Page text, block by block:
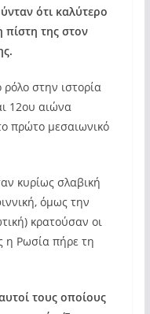
ότι καλύτερο
πίστη της στον
στην ιστορία
12ου αιώνα
πρώτο μεσαιωνικό
κυρίως σλαβική
όμως την
κρατούσαν οι
η Ρωσία πήρε τη
τους οποίους